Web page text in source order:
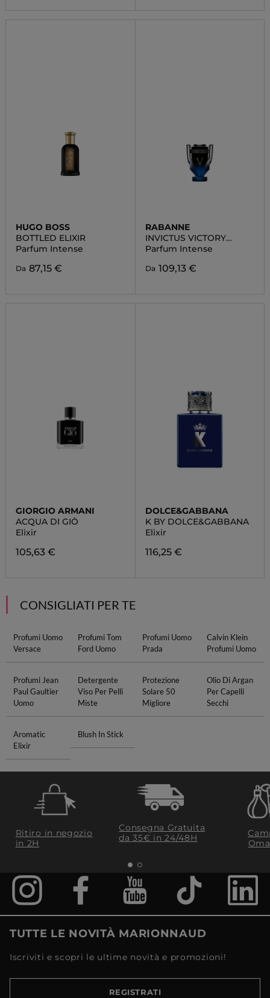
HUGO BOSS
BOTTLED ELIXIR
Parfum Intense
Da 87,15 €
RABANNE
INVICTUS VICTORY
ELIXIR
Parfum Intense
Da 109,13 €
GIORGIO ARMANI
ACQUA DI GIÒ
Elixir
105,63 €
DOLCE&GABBANA
K BY DOLCE&GABBANA
Elixir
116,25 €
CONSIGLIATI PER TE
Profumi Uomo
Versace
Profumi Tom
Ford Uomo
Profumi Uomo
Prada
Calvin Klein
Profumi Uomo
Profumi Jean
Paul Gaultier
Uomo
Detergente
Viso Per Pelli
Miste
Protezione
Solare 50
Migliore
Olio Di Argan
Per Capelli
Secchi
Aromatic
Elixir
Blush In Stick
Ritiro in negozio
in 2H
Consegna Gratuita
da 35€​ in 24/48H
TUTTE LE NOVITÀ MARIONNAUD
Iscriviti e scopri le ultime novità e promozioni!
REGISTRATI